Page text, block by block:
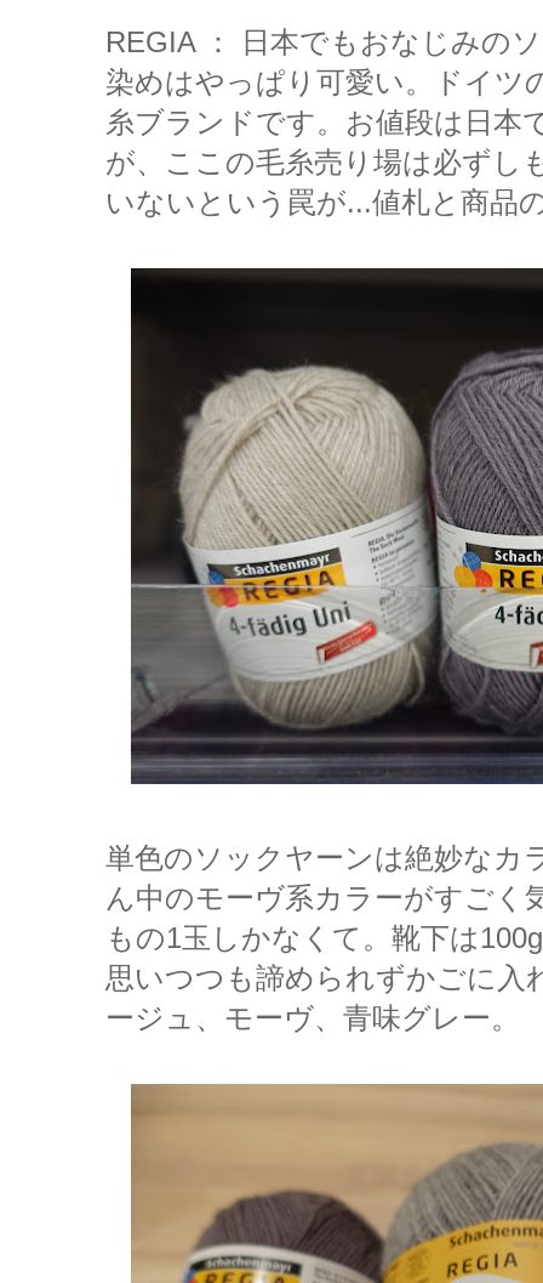
REGIA ： 日本でもおなじみの
染めはやっぱり可愛い。ドイツ
糸ブランドです。 お値段は日本
が、ここの毛糸売り場は必ずし
いないという罠が...値札と商品
単色のソックヤーンは絶妙なカ
ん中のモーヴ系カラーがすごく
もの1玉しかなくて。靴下は
思いつつも諦められずかごに入
ージュ、モーヴ、青味グレー。